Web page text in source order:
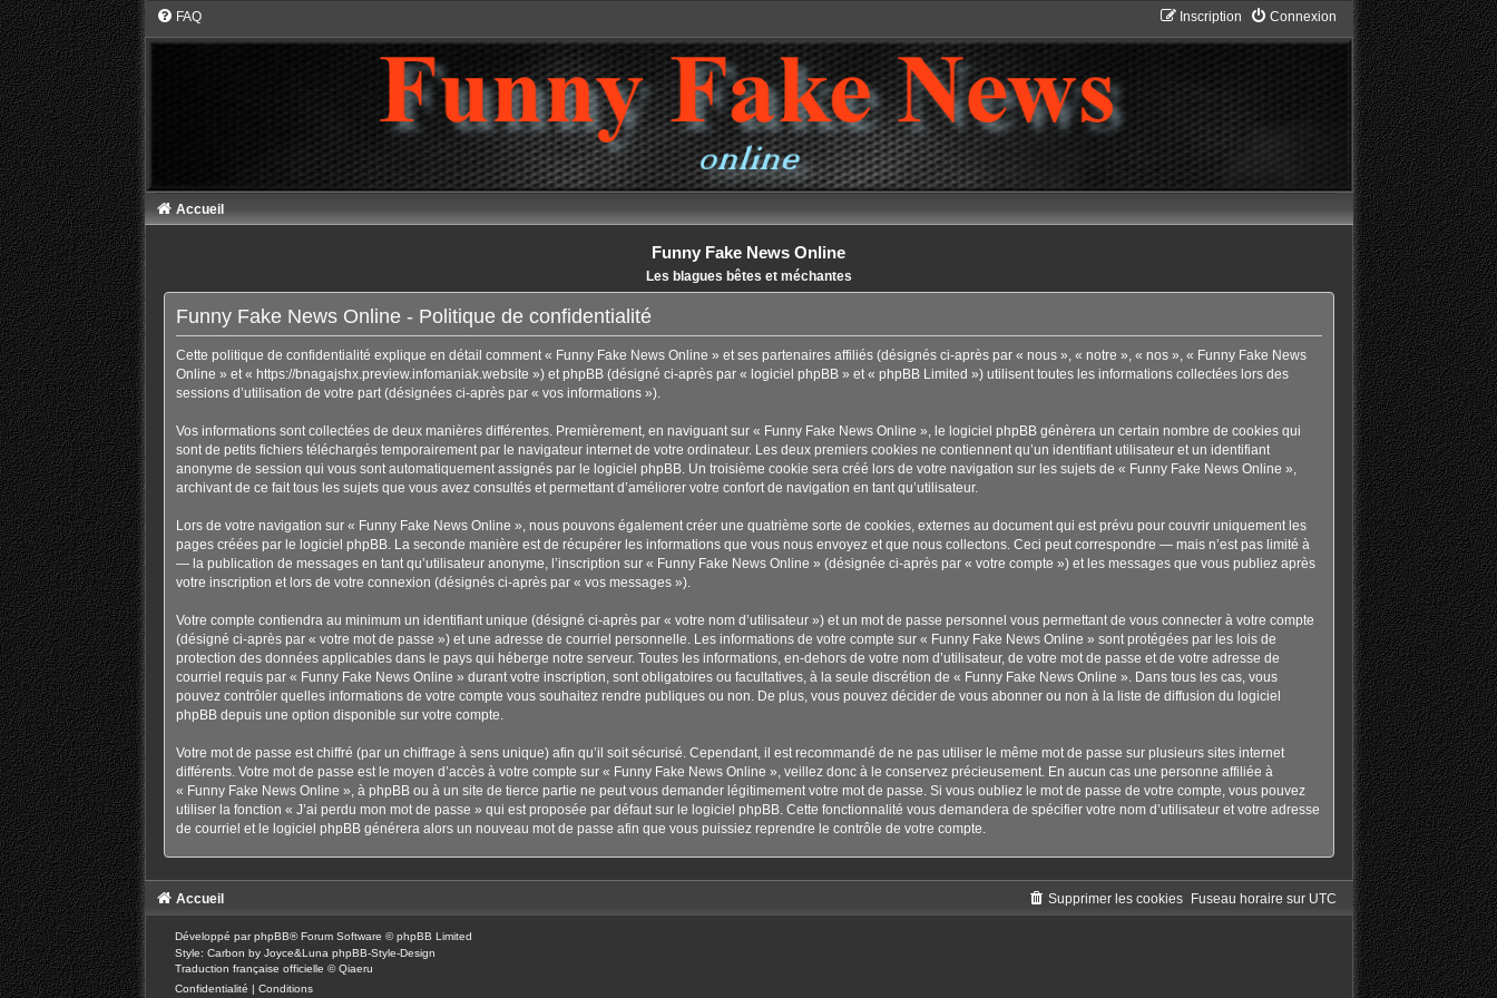
FAQ Connexion
Inscription
Accueil
Funny Fake News Online
Les blagues bêtes et méchantes
Funny Fake News Online - Politique de confidentialité
Cette politique de confidentialité explique en détail comment « Funny Fake News Online » et ses partenaires affiliés (désignés ci-après par « nous », « notre », « nos », « Funny Fake News
Online » et « https://bnagajshx.preview.infomaniak.website ») et phpBB (désigné ci-après par « logiciel phpBB » et « phpBB Limited ») utilisent toutes les informations collectées lors des
sessions d’utilisation de votre part (désignées ci-après par « vos informations »).
Vos informations sont collectées de deux manières différentes. Premièrement, en naviguant sur « Funny Fake News Online », le logiciel phpBB génèrera un certain nombre de cookies qui
sont de petits fichiers téléchargés temporairement par le navigateur internet de votre ordinateur. Les deux premiers cookies ne contiennent qu’un identifiant utilisateur et un identifiant
anonyme de session qui vous sont automatiquement assignés par le logiciel phpBB. Un troisième cookie sera créé lors de votre navigation sur les sujets de « Funny Fake News Online »,
archivant de ce fait tous les sujets que vous avez consultés et permettant d’améliorer votre confort de navigation en tant qu’utilisateur.
Lors de votre navigation sur « Funny Fake News Online », nous pouvons également créer une quatrième sorte de cookies, externes au document qui est prévu pour couvrir uniquement les
pages créées par le logiciel phpBB. La seconde manière est de récupérer les informations que vous nous envoyez et que nous collectons. Ceci peut correspondre — mais n’est pas limité à
— la publication de messages en tant qu’utilisateur anonyme, l’inscription sur « Funny Fake News Online » (désignée ci-après par « votre compte ») et les messages que vous publiez après
votre inscription et lors de votre connexion (désignés ci-après par « vos messages »).
Votre compte contiendra au minimum un identifiant unique (désigné ci-après par « votre nom d’utilisateur ») et un mot de passe personnel vous permettant de vous connecter à votre compte
(désigné ci-après par « votre mot de passe ») et une adresse de courriel personnelle. Les informations de votre compte sur « Funny Fake News Online » sont protégées par les lois de
protection des données applicables dans le pays qui héberge notre serveur. Toutes les informations, en-dehors de votre nom d’utilisateur, de votre mot de passe et de votre adresse de
courriel requis par « Funny Fake News Online » durant votre inscription, sont obligatoires ou facultatives, à la seule discrétion de « Funny Fake News Online ». Dans tous les cas, vous
pouvez contrôler quelles informations de votre compte vous souhaitez rendre publiques ou non. De plus, vous pouvez décider de vous abonner ou non à la liste de diffusion du logiciel
phpBB depuis une option disponible sur votre compte.
Votre mot de passe est chiffré (par un chiffrage à sens unique) afin qu’il soit sécurisé. Cependant, il est recommandé de ne pas utiliser le même mot de passe sur plusieurs sites internet
différents. Votre mot de passe est le moyen d’accès à votre compte sur « Funny Fake News Online », veillez donc à le conservez précieusement. En aucun cas une personne affiliée à
« Funny Fake News Online », à phpBB ou à un site de tierce partie ne peut vous demander légitimement votre mot de passe. Si vous oubliez le mot de passe de votre compte, vous pouvez
utiliser la fonction « J’ai perdu mon mot de passe » qui est proposée par défaut sur le logiciel phpBB. Cette fonctionnalité vous demandera de spécifier votre nom d’utilisateur et votre adresse
de courriel et le logiciel phpBB générera alors un nouveau mot de passe afin que vous puissiez reprendre le contrôle de votre compte.
Accueil Fuseau horaire sur UTC
Supprimer les cookies
Développé parphpBB® Forum Software © phpBB Limited
Style: Carbon by Joyce&Luna phpBB-Style-Design
Traduction française officielle ©Qiaeru
Confidentialité | Conditions